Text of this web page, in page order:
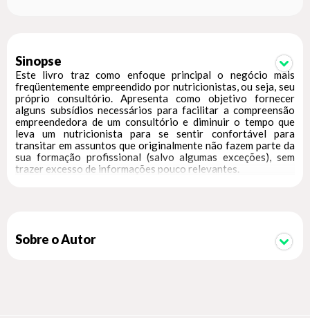
Sinopse
Este livro traz como enfoque principal o negócio mais
freqüentemente empreendido por nutricionistas, ou seja, seu
próprio consultório. Apresenta como objetivo fornecer
alguns subsídios necessários para facilitar a compreensão
empreendedora de um consultório e diminuir o tempo que
leva um nutricionista para se sentir confortável para
transitar em assuntos que originalmente não fazem parte da
sua formação profissional (salvo algumas exceções), sem
trazer excesso de informações pouco relevantes.
Sobre o Autor